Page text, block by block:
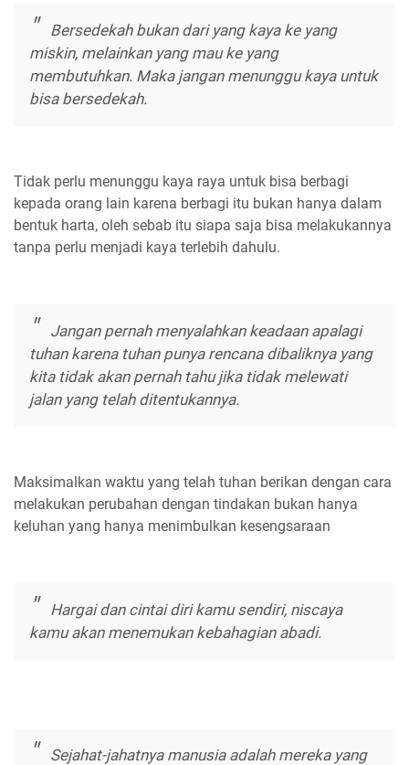
Bersedekah bukan dari yang kaya ke yang
miskin, melainkan yang mau ke yang
membutuhkan. Maka jangan menunggu kaya untuk
bisa bersedekah.
Tidak perlu menunggu kaya raya untuk bisa berbagi
kepada orang lain karena berbagi itu bukan hanya dalam
bentuk harta, oleh sebab itu siapa saja bisa melakukannya
tanpa perlu menjadi kaya terlebih dahulu.
Jangan pernah menyalahkan keadaan apalagi
tuhan karena tuhan punya rencana dibaliknya yang
kita tidak akan pernah tahu jika tidak melewati
jalan yang telah ditentukannya.
Maksimalkan waktu yang telah tuhan berikan dengan cara
melakukan perubahan dengan tindakan bukan hanya
keluhan yang hanya menimbulkan kesengsaraan
Hargai dan cintai diri kamu sendiri, niscaya
kamu akan menemukan kebahagian abadi.
Sejahat-jahatnya manusia adalah mereka yang